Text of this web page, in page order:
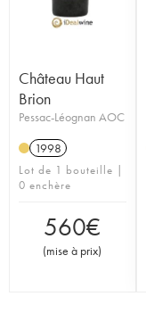
Château Haut
Brion
Pessac-Léognan AOC
1998
Lot de 1 bouteille |
0 enchère
560€
(mise à prix)